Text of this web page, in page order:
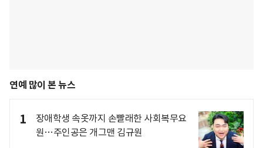
연예 많이 본 뉴스
1
장애학생 속옷까지 손빨래한 사회복무요
원…주인공은 개그맨 김규원